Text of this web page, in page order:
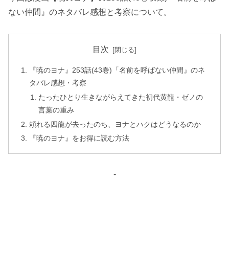
ない仲間』のネタバレ感想と考察について。
目次
『暁のヨナ』253話(43巻)「名前を呼ばない仲間』のネ
タバレ感想・考察
たったひとり生きながらえてきた初代黄龍・ゼノの
言葉の重み
頼れる四龍が去ったのち、ヨナとハクはどうなるのか
『暁のヨナ』をお得に読む方法
-